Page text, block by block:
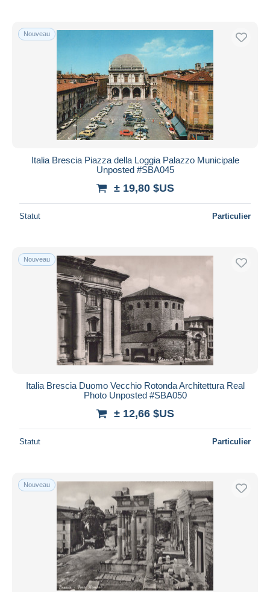
Nouveau
Italia Brescia Piazza della Loggia Palazzo Municipale
Unposted #SBA045
± 19,80 $US
Statut Particulier
Nouveau
Italia Brescia Duomo Vecchio Rotonda Architettura Real
Photo Unposted #SBA050
± 12,66 $US
Statut Particulier
Nouveau